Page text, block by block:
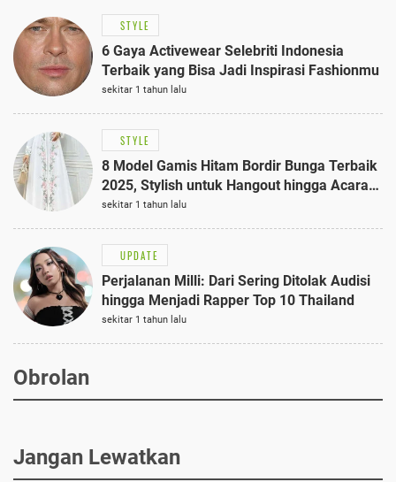
STYLE
6 Gaya Activewear Selebriti Indonesia
Terbaik yang Bisa Jadi Inspirasi Fashionmu
sekitar 1 tahun lalu
STYLE
8 Model Gamis Hitam Bordir Bunga Terbaik
2025, Stylish untuk Hangout hingga Acara
Semi-Formal
sekitar 1 tahun lalu
UPDATE
Perjalanan Milli: Dari Sering Ditolak Audisi
hingga Menjadi Rapper Top 10 Thailand
sekitar 1 tahun lalu
Obrolan
Jangan Lewatkan